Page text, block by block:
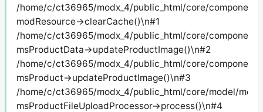
/home/c/ct36965/modx_4/public_html/core/
modResource->clearCache()\n#1
/home/c/ct36965/modx_4/public_html/core/
msProductData->updateProductImage()\n#2
/home/c/ct36965/modx_4/public_html/core/
msProduct->updateProductImage()\n#3
/home/c/ct36965/modx_4/public_html/core/model/
msProductFileUploadProcessor->process()\n#4